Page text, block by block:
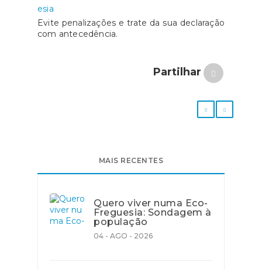
esia
Evite penalizações e trate da sua declaração
com antecedência.
Partilhar
MAIS RECENTES
Quero viver numa Eco-
Freguesia: Sondagem à
população
04 - AGO - 2026